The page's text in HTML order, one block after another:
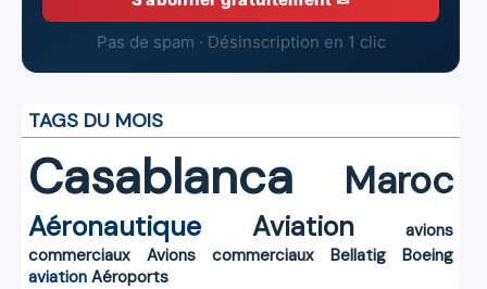
Pas de spam · Désinscription en 1 clic
TAGS DU MOIS
Casablanca Maroc
Aéronautique Aviation
avions
commerciaux
Avions commerciaux Bellatig
Boeing
aviation Aéroports